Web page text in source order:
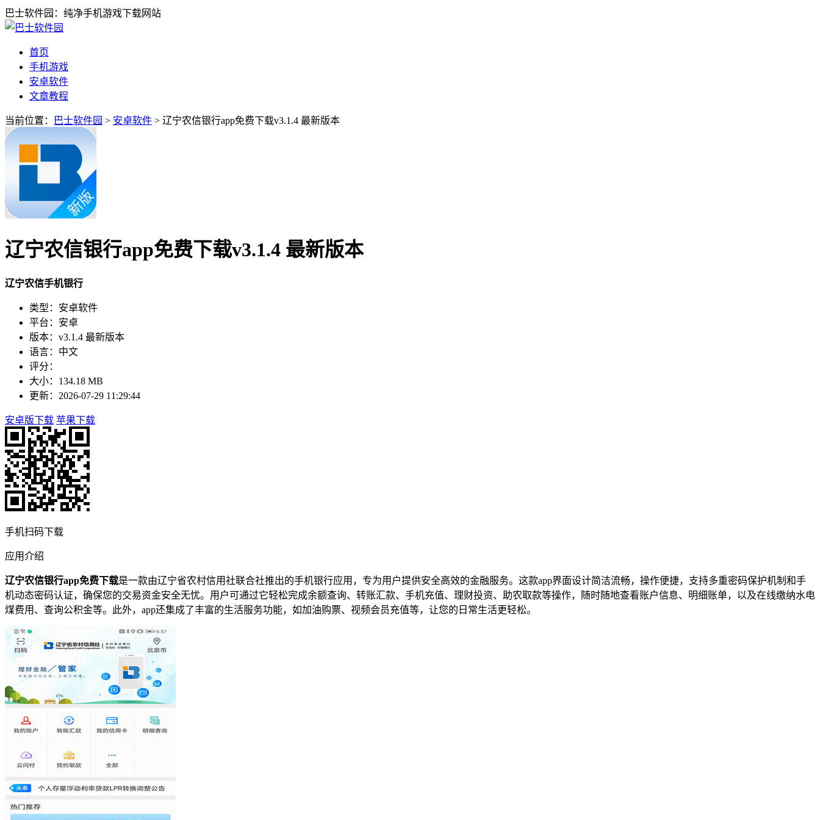
巴士软件园：纯净手机游戏下载网站
首页
手机游戏
安卓软件
文章教程
当前位置： 巴士软件园 > 安卓软件 > 辽宁农信银行app免费下载v3.1.4 最新版本
辽宁农信银行app免费下载v3.1.4 最新版本
辽宁农信手机银行
类型：安卓软件
平台：安卓
版本：v3.1.4 最新版本
语言：中文
评分：
大小：134.18 MB
更新：2026-07-29 11:29:44
安卓版下载 苹果下载
手机扫码下载
应用介绍
辽宁农信银行app免费下载是一款由辽宁省农村信用社联合社推出的手机银行应用，专为用户提供安全高效的金融服务。这款app界面设计简洁流畅，操作便捷，支持多重密码保护机制和手
机动态密码认证，确保您的交易资金安全无忧。用户可通过它轻松完成余额查询、转账汇款、手机充值、理财投资、助农取款等操作，随时随地查看账户信息、明细账单，以及在线缴纳水电
煤费用、查询公积金等。此外，app还集成了丰富的生活服务功能，如加油购票、视频会员充值等，让您的日常生活更轻松。